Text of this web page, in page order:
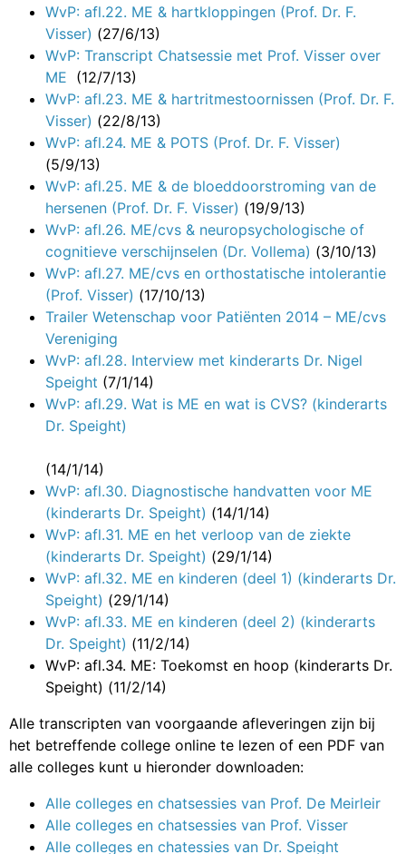
WvP: afl.22. ME & hartkloppingen (Prof. Dr. F.
Visser) (27/6/13)
WvP: Transcript Chatsessie met Prof. Visser over
ME (12/7/13)
WvP: afl.23. ME & hartritmestoornissen (Prof. Dr. F.
Visser) (22/8/13)
WvP: afl.24. ME & POTS (Prof. Dr. F. Visser)
(5/9/13)
WvP: afl.25. ME & de bloeddoorstroming van de
hersenen (Prof. Dr. F. Visser) (19/9/13)
WvP: afl.26. ME/cvs & neuropsychologische of
cognitieve verschijnselen (Dr. Vollema) (3/10/13)
WvP: afl.27. ME/cvs en orthostatische intolerantie
(Prof. Visser) (17/10/13)
Trailer Wetenschap voor Patiënten 2014 – ME/cvs
Vereniging
WvP: afl.28. Interview met kinderarts Dr. Nigel
Speight (7/1/14)
WvP: afl.29. Wat is ME en wat is CVS? (kinderarts
Dr. Speight)
(14/1/14)
WvP: afl.30. Diagnostische handvatten voor ME
(kinderarts Dr. Speight) (14/1/14)
WvP: afl.31. ME en het verloop van de ziekte
(kinderarts Dr. Speight) (29/1/14)
WvP: afl.32. ME en kinderen (deel 1) (kinderarts Dr.
Speight) (29/1/14)
WvP: afl.33. ME en kinderen (deel 2) (kinderarts
Dr. Speight) (11/2/14)
WvP: afl.34. ME: Toekomst en hoop (kinderarts Dr.
Speight) (11/2/14)
Alle transcripten van voorgaande afleveringen zijn bij
het betreffende college online te lezen of een PDF van
alle colleges kunt u hieronder downloaden:
Alle colleges en chatsessies van Prof. De Meirleir
Alle colleges en chatsessies van Prof. Visser
Alle colleges en chatessies van Dr. Speight